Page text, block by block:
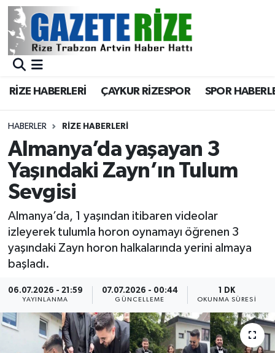
RİZE HABERLERİ ÇAYKUR RİZESPOR SPOR
HABERLER RIZE HABERLERI
Almanya’da yaşayan 3
Yaşındaki Zayn’ın Tulum
Sevgisi
Almanya’da, 1 yaşından itibaren videolar
izleyerek tulumla horon oynamayı öğrenen 3
yaşındaki Zayn horon halkalarında yerini almaya
başladı.
06.07.2026 - 21:59
YAYINLANMA
07.07.2026 - 00:44
GÜNCELLEME
1 DK
OKUNMA SÜRESI
BÖLGEMİZ
Asayiş
Rize Jandarma Komutanlığı
Bilim Teknoloji
Bölge
Advertising news
Canlı Maç
ÇEVRE
Dış Haberler
Merkez Nöbetçi Eczaneler
Merkez Trafik Yoğunluk Haritası
Süper Lig Puan Durumu ve Fikstür
Tüm Manşetler
Son Dakika Haberleri
Haber Arşivi